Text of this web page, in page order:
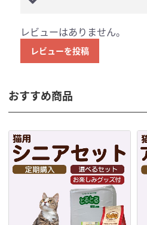
レビューはありません。
レビューを投稿
おすすめ商品